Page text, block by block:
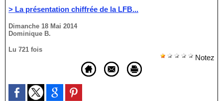
> La présentation chiffrée de la LFB...
Dimanche 18 Mai 2014
Dominique B.
Lu 721 fois
Notez